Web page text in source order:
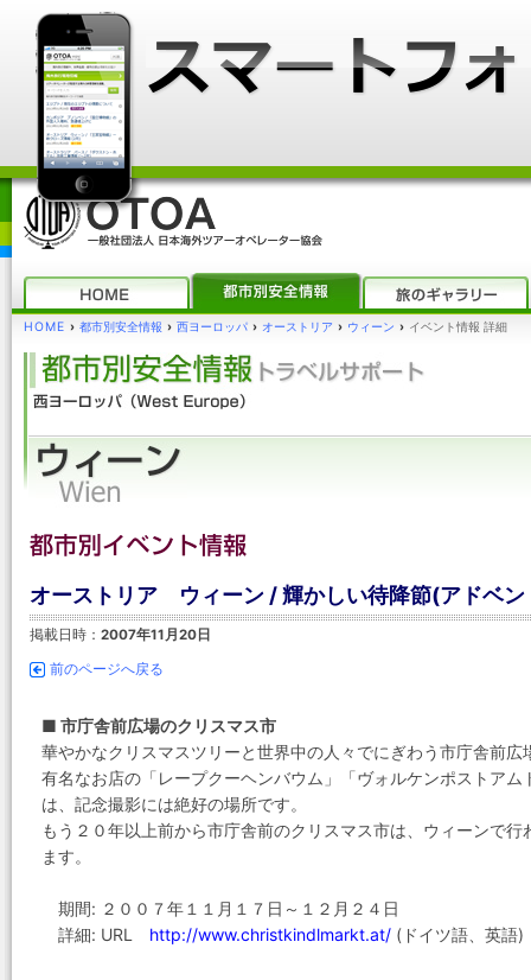
HOME › 都市別安全情報 › 西ヨーロッパ › オーストリア › ウィーン › イベント情報 詳細
オーストリア ウィーン / 輝かしい待降節(アドベン
掲載日時： 2007年11月20日
前のページへ戻る
■ 市庁舎前広場のクリスマス市
華やかなクリスマスツリーと世界中の人々でにぎわう市庁舎前広
有名なお店の「レープクーヘンバウム」「ヴォルケンポストア
は、記念撮影には絶好の場所です。
もう２０年以上前から市庁舎前のクリスマス市は、ウィーンで
ます。
期間: ２００７年１１月１７日～１２月２４日
詳細: URL http://www.christkindlmarkt.at/ (ドイツ語、英語)